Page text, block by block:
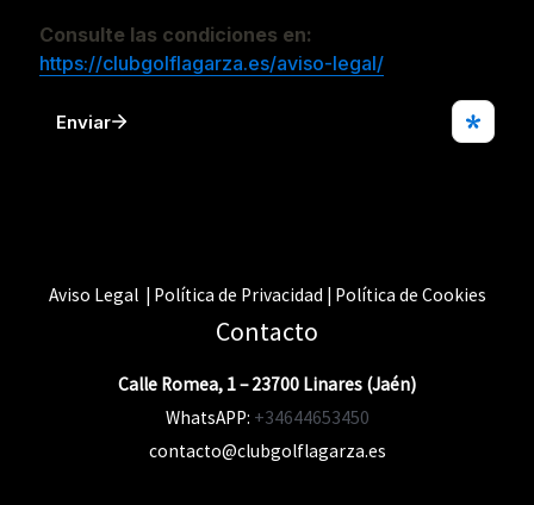
Aviso Legal | Política de Privacidad | Política de Cookies
Contacto
Calle Romea, 1 – 23700 Linares (Jaén)
WhatsAPP: +34644653450
contacto@clubgolflagarza.es